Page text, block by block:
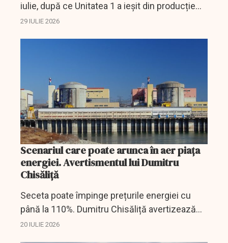
iulie, după ce Unitatea 1 a ieșit din producție
din cauza nivelului scăzut al Dunării.
29 IULIE 2026
Scenariul care poate arunca în aer piața
energiei. Avertismentul lui Dumitru
Chisăliță
Seceta poate împinge prețurile energiei cu
până la 110%. Dumitru Chisăliță avertizează
asupra unui scenariu critic Metadescriere:
20 IULIE 2026